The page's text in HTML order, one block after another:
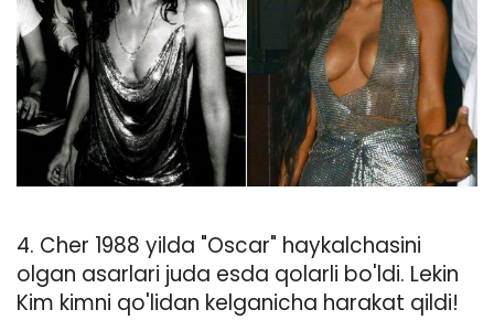
4. Cher 1988 yilda "Oscar" haykalchasini
olgan asarlari juda esda qolarli bo'ldi. Lekin
Kim kimni qo'lidan kelganicha harakat qildi!